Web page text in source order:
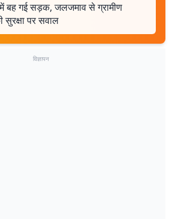
में बह गई सड़क, जलजमाव से ग्रामीण
सुरक्षा पर सवाल
विज्ञापन